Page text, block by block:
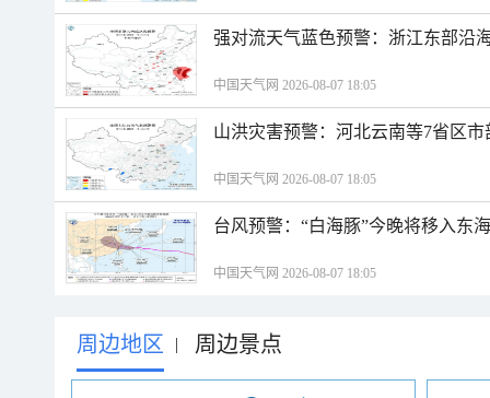
强对流天气蓝色预警：浙江东部沿
中国天气网 2026-08-07 18:05
山洪灾害预警：河北云南等7省区
中国天气网 2026-08-07 18:05
台风预警：“白海豚”今晚将移入东
中国天气网 2026-08-07 18:05
周边地区 | 周边景点